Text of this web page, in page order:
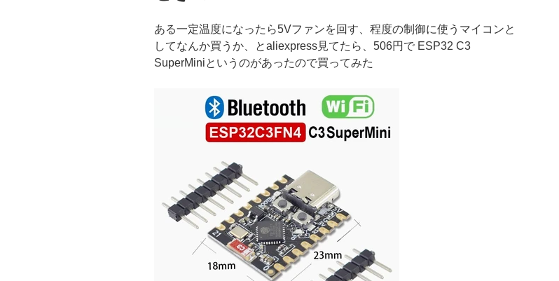
ある一定温度になったら5Vファンを回す、程度の制御に使うマイコンと
してなんか買うか、とaliexpress見てたら、506円で ESP32 C3
SuperMiniというのがあったので買ってみた